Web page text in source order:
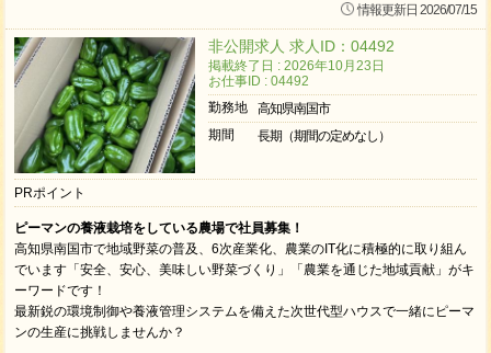
情報更新日 2026/07/15
非公開求人 求人ID：04492
掲載終了日 : 2026年10月23日
お仕事ID : 04492
勤務地
高知県南国市
期間
長期（期間の定めなし）
PRポイント
ピーマンの養液栽培をしている農場で社員募集！
高知県南国市で地域野菜の普及、6次産業化、農業のIT化に積極的に取り組ん
でいます「安全、安心、美味しい野菜づくり」「農業を通じた地域貢献」がキ
ーワードです！
最新鋭の環境制御や養液管理システムを備えた次世代型ハウスで一緒にピーマ
ンの生産に挑戦しませんか？